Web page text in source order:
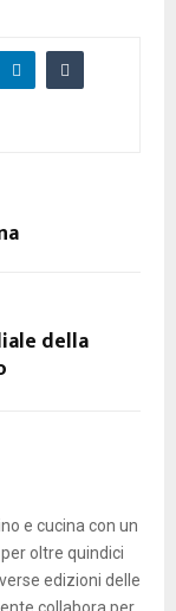
della
e cucina con un
oltre quindici
edizioni delle